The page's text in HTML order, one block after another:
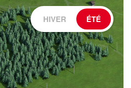
HIVER ÉTÉ